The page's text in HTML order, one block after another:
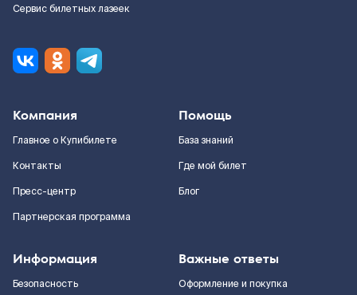
Сервис билетных лазеек
Компания
Главное о Купибилете
Контакты
Пресс-центр
Партнерская программа
Помощь
База знаний
Где мой билет
Блог
Информация
Безопасность
Важные ответы
Оформление и покупка